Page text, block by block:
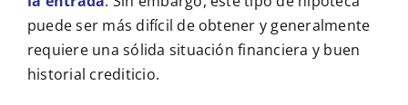
puede ser más difícil de obtener y generalmente
requiere una sólida situación financiera y buen
historial crediticio.